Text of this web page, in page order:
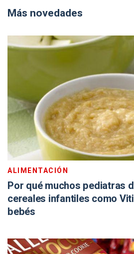
Más novedades
ALIMENTACIÓN
Por qué muchos pediatras
cereales infantiles como
bebés